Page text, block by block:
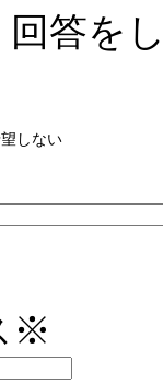
答を
しない
※